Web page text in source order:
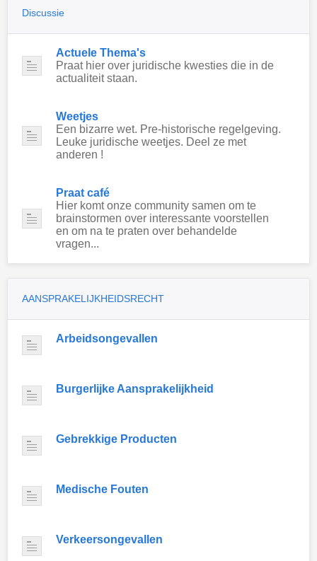
Discussie
Actuele Thema's
Praat hier over juridische kwesties die in de
actualiteit staan.
Weetjes
Een bizarre wet. Pre-historische regelgeving.
Leuke juridische weetjes. Deel ze met
anderen !
Praat café
Hier komt onze community samen om te
brainstormen over interessante voorstellen
en om na te praten over behandelde
vragen...
AANSPRAKELIJKHEIDSRECHT
Arbeidsongevallen
Burgerlijke Aansprakelijkheid
Gebrekkige Producten
Medische Fouten
Verkeersongevallen